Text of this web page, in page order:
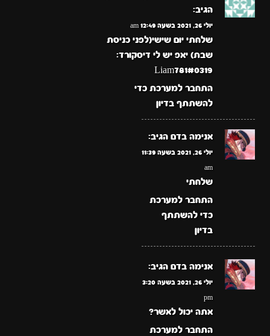
הגיב:
יולי 26, 2021 בשעה 12:49 am
שלחתי יום שישי(לפני כניסת
שבת) יאפ יש לי דיסקורד:
Liam781#0319
התחבר למערכת כדי
להשתתף בדיון
אנימה בדם הגיב:
יולי 26, 2021 בשעה 11:39
am
שלחתי
התחבר למערכת
כדי להשתתף
בדיון
אנימה בדם הגיב:
יולי 26, 2021 בשעה 3:20
pm
אתה יכול לאשר?
התחבר למערכת